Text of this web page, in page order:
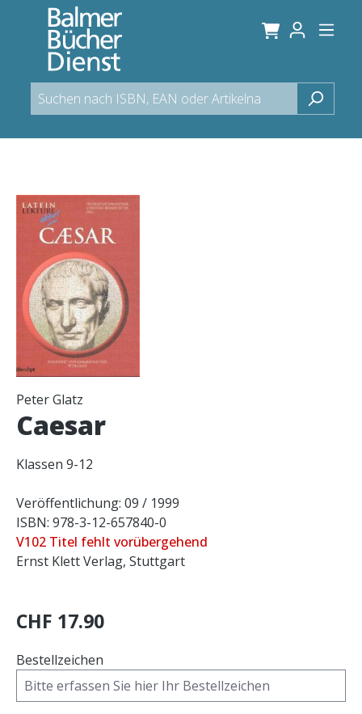
springen
Bildergalerie überspringen
Peter Glatz
Caesar
Klassen 9-12
Veröffentlichung: 09 / 1999
ISBN: 978-3-12-657840-0
V102 Titel fehlt vorübergehend
Ernst Klett Verlag, Stuttgart
CHF 17.90
Bestellzeichen